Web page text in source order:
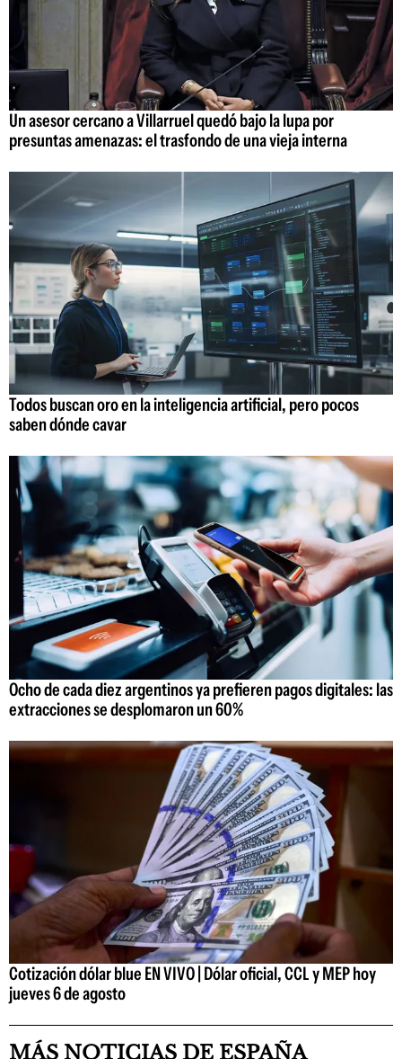
Un asesor cercano a Villarruel quedó bajo la lupa por
presuntas amenazas: el trasfondo de una vieja interna
Todos buscan oro en la inteligencia artificial, pero pocos
saben dónde cavar
Ocho de cada diez argentinos ya prefieren pagos digitales: las
extracciones se desplomaron un 60%
Cotización dólar blue EN VIVO | Dólar oficial, CCL y MEP hoy
jueves 6 de agosto
MÁS NOTICIAS DE ESPAÑA